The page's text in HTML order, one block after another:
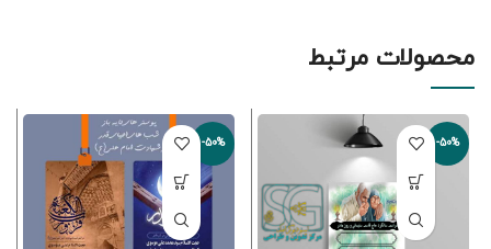
محصولات مرتبط
-50%
-50%